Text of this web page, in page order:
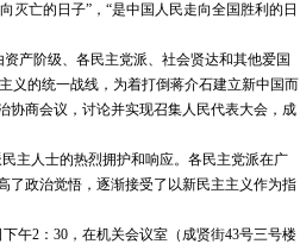
灭亡的日子”，“是中国人民走向全国胜利的日
产阶级、各民主党派、社会贤达和其他爱国
义的统一战线，为着打倒蒋介石建立新中国而
协商会议，讨论并实现召集人民代表大会，成
人士的热烈拥护和响应。各民主党派在广
了政治觉悟，逐渐接受了以新民主主义作为指
午2：30，在机关会议室（成贤街43号三号楼